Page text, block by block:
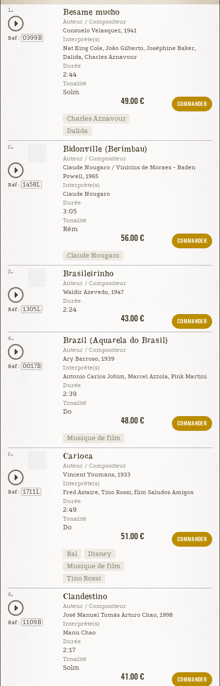
1.
Réf : 0399B
Besame mucho
Auteur / Compositeur
Consuelo Velasquez, 1941
Interprète(s)
Nat King Cole, João Gilberto, Joséphine Baker,
Dalida, Charles Aznavour
Durée
2:44
Tonalité
Solm
49.00 €
COMMANDER
Charles Aznavour
Dalida
2.
Réf : 1458L
Bidonville (Berimbau)
Auteur / Compositeur
Claude Nougaro / Vinícius de Moraes - Baden
Powell, 1965
Interprète(s)
Claude Nougaro
Durée
3:05
Tonalité
Rém
56.00 €
COMMANDER
Claude Nougaro
3.
Réf : 1305L
Brasileirinho
Auteur / Compositeur
Waldir Azevedo, 1947
Durée
2:24
43.00 €
COMMANDER
4.
Réf : 0017B
Brazil (Aquarela do Brasil)
Auteur / Compositeur
Ary Barroso, 1939
Interprète(s)
Antonio Carlos Jobim, Marcel Azzola, Pink Martini
Durée
2:39
Tonalité
Do
48.00 €
COMMANDER
Musique de film
5.
Réf : 1711L
Carioca
Auteur / Compositeur
Vincent Youmans, 1933
Interprète(s)
Fred Astaire, Tino Rossi, film Saludos Amigos
Durée
2:49
Tonalité
Do
51.00 €
COMMANDER
Bal
Disney
Musique de film
Tino Rossi
6.
Réf : 1109B
Clandestino
Auteur / Compositeur
José Manuel Tomás Arturo Chao, 1998
Interprète(s)
Manu Chao
Durée
2:17
Tonalité
Solm
41.00 €
COMMANDER